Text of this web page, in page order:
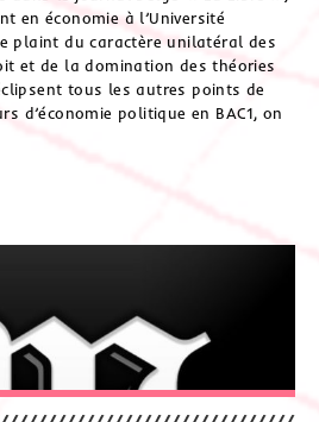
en économie à l’Université
plaint du caractère unilatéral des
et de la domination des théories
tous les autres points de
d’économie politique en BAC1, on